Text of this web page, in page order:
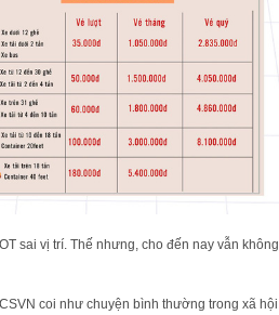
sai vị trí. Thế nhưng, cho đến nay vẫn không
coi như chuyện bình thường trong xã hội.